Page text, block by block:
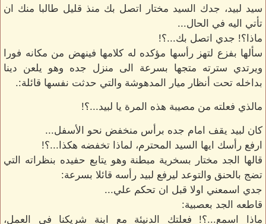
سيد لبيد، جدك السيد مختار اتصل بك منذ قليل طالبا منك ان
تأتي اليه في الحال...
ماذا؟! جدي اتصل بك...؟!
سألها بفزع لتهز رأسها مؤكده له كلامها فينهض من مكانه فورا
ويرتدي سترته متجها بسرعة الى منزل جده وهو يلعن دينا
بداخله تحت أنظار ميار المدهوشة والتي حدثت نفسها قائلة:.
مالذي فعلته من مصيبة هذه المرة يا لبيد...؟!
كان لبيد يقف امام جده برأس منخفض نحو الأسفل...
ارفع رأسك ايها السيد المحترم، لماذا تخفضه هكذا...؟!
قالها الجد مختار بسخرية مبطنة وهو يتابع حفيده بنظراته التي
تضج بالحنق والتوعد ليرفع لبيد رأسه قائلا بسرعة:
جدي اسمعني اولا قبل ان تحكم علي...
قاطعه الجد بعصبية:
ماذا اسمع...؟! فعلتك الدنيئة مع ابنة شريكنا في العمل،